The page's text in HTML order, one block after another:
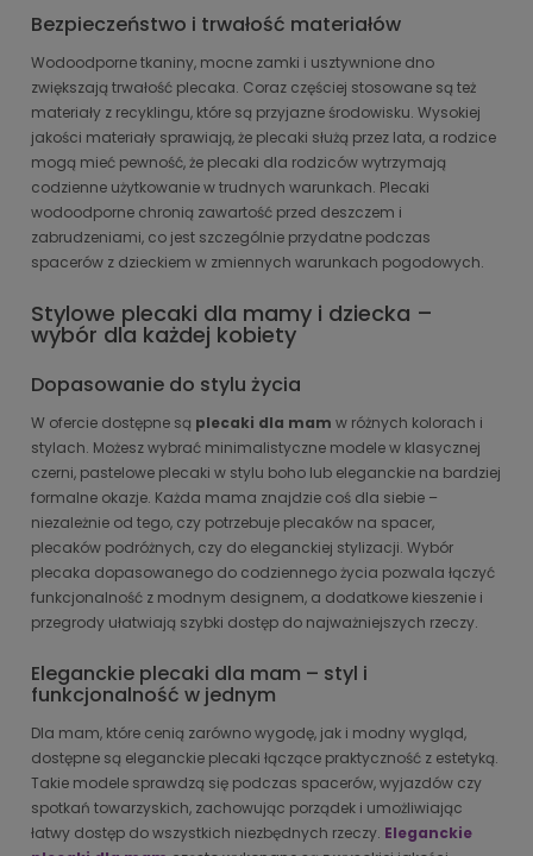
Bezpieczeństwo i trwałość materiałów
Wodoodporne tkaniny, mocne zamki i usztywnione dno
zwiększają trwałość plecaka. Coraz częściej stosowane są też
materiały z recyklingu, które są przyjazne środowisku. Wysokiej
jakości materiały sprawiają, że plecaki służą przez lata, a rodzice
mogą mieć pewność, że plecaki dla rodziców wytrzymają
codzienne użytkowanie w trudnych warunkach. Plecaki
wodoodporne chronią zawartość przed deszczem i
zabrudzeniami, co jest szczególnie przydatne podczas
spacerów z dzieckiem w zmiennych warunkach pogodowych.
Stylowe plecaki dla mamy i dziecka –
wybór dla każdej kobiety
Dopasowanie do stylu życia
W ofercie dostępne są plecaki dla mam w różnych kolorach i
stylach. Możesz wybrać minimalistyczne modele w klasycznej
czerni, pastelowe plecaki w stylu boho lub eleganckie na bardziej
formalne okazje. Każda mama znajdzie coś dla siebie –
niezależnie od tego, czy potrzebuje plecaków na spacer,
plecaków podróżnych, czy do eleganckiej stylizacji. Wybór
plecaka dopasowanego do codziennego życia pozwala łączyć
funkcjonalność z modnym designem, a dodatkowe kieszenie i
przegrody ułatwiają szybki dostęp do najważniejszych rzeczy.
Eleganckie plecaki dla mam – styl i
funkcjonalność w jednym
Dla mam, które cenią zarówno wygodę, jak i modny wygląd,
dostępne są eleganckie plecaki łączące praktyczność z estetyką.
Takie modele sprawdzą się podczas spacerów, wyjazdów czy
spotkań towarzyskich, zachowując porządek i umożliwiając
łatwy dostęp do wszystkich niezbędnych rzeczy. Eleganckie